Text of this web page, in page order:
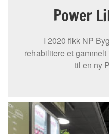
Power
I 2020 fikk NP
rehabilitere et
til en ny